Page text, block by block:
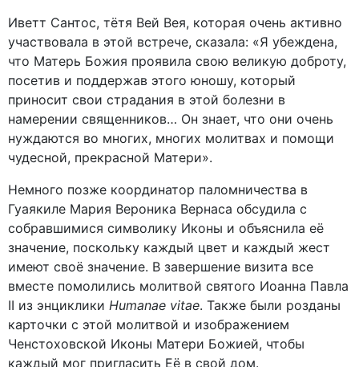
Иветт Сантос, тётя Вей Вея, которая очень активно
участвовала в этой встрече, сказала: «Я убеждена,
что Матерь Божия проявила свою великую доброту,
посетив и поддержав этого юношу, который
приносит свои страдания в этой болезни в
намерении священников… Он знает, что они очень
нуждаются во многих, многих молитвах и помощи
чудесной, прекрасной Матери».
Немного позже координатор паломничества в
Гуаякиле Мария Вероника Вернаса обсудила с
собравшимися символику Иконы и объяснила её
значение, поскольку каждый цвет и каждый жест
имеют своё значение. В завершение визита все
вместе помолились молитвой святого Иоанна Павла
II из энциклики Humanae vitae. Также были розданы
карточки с этой молитвой и изображением
Ченстоховской Иконы Матери Божией, чтобы
каждый мог пригласить Её в свой дом.